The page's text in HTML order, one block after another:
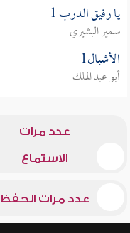
يا رفيق الدرب 1
سمير البشيري
الأشبال1
أبو عبد الملك
عدد مرات
الاستماع
عدد مرات الحفظ